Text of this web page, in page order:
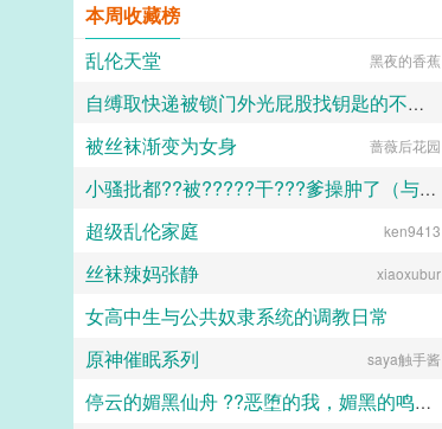
本周收藏榜
乱伦天堂
黑夜的香蕉
自缚取快递被锁门外光屁股找钥匙的不良妹妹
黑翼君
被丝袜渐变为女身 蔷薇后花园
小骚批都??被?????干???爹操肿了（与狼共枕）
百无禁忌
超级乱伦家庭 ken9413
丝袜辣妈张静 xiaoxubur
女高中生与公共奴隶系统的调教日常
喵不可言
原神催眠系列 saya触手酱
停云的媚黑仙舟 ??恶堕的我，媚黑的鸣火首席以及仙舟??